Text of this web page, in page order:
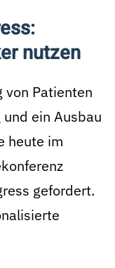
nutzen
von Patienten
ein Ausbau
heute im
gefordert.